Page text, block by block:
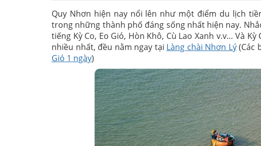
QUÀ TẶNG:
Quà tặng nếu thắng trong các trò chơi
Tặng 3 bình rượu bàu đá cho đoàn từ 40 khách
Quy Nhơn hiện nay nổi lên như một điểm du lịch
trong những thành phố đáng sống nhất hiện nay.
tiếng Kỳ Co, Eo Gió, Hòn Khô, Cù Lao Xanh v.v… Và
nhiều nhất, đều nằm ngay tại Làng chài Nhơn Lý(Các
Gió 1 ngày)